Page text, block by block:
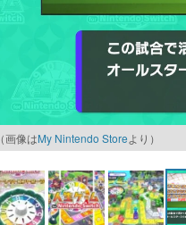
（画像はMy Nintendo Storeより）